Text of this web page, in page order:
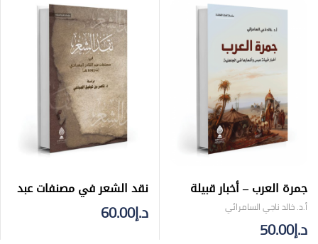
جمرة العرب – أخبار قبيلة
عبس وأشعارها في
الجاهلية
أ.د. خالد ناجي السامرائي
د.إ50.00
نقد الشعر في مصنفات عبد
القادر البغدادي
د.إ60.00